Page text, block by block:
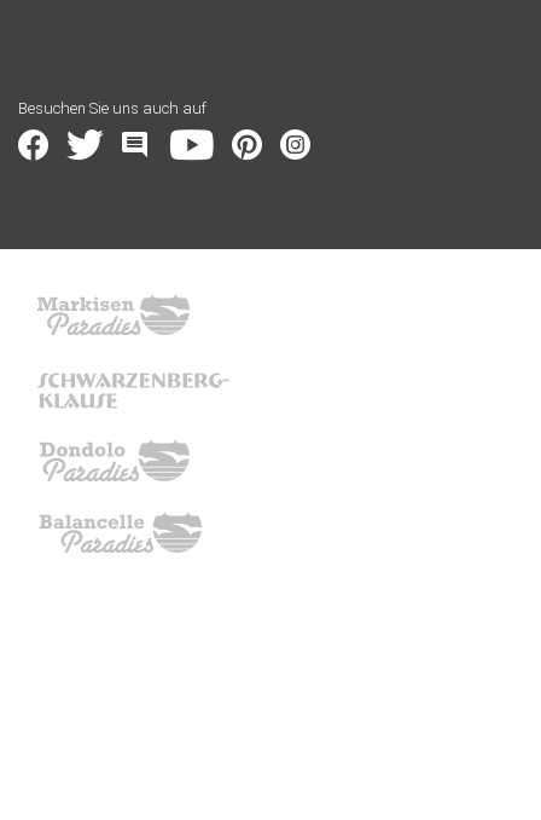
Besuchen Sie uns auch auf